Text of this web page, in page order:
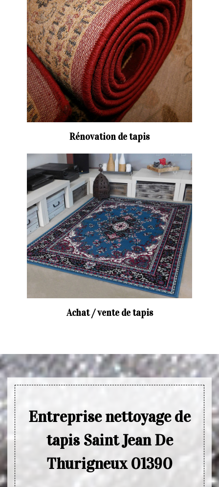
Rénovation de tapis
Achat / vente de tapis
Entreprise nettoyage de
tapis Saint Jean De
Thurigneux 01390